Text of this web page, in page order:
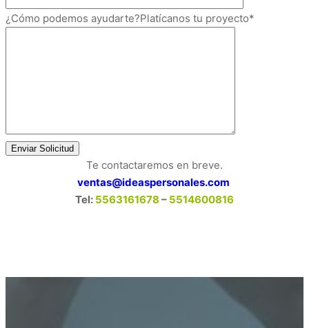
¿Cómo podemos ayudarte?Platícanos tu proyecto*
Te contactaremos en breve.
ventas@ideaspersonales.com
Tel: 5563161678 – 5514600816